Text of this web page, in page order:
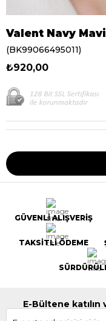
Valent Navy
(BK99066495011)
₺920,00
GÜVENLİ ALIŞVERİŞ
TAKSİTLİ ÖDEME
E-Bültene